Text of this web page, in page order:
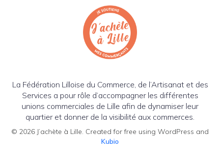
La Fédération Lilloise du Commerce, de l’Artisanat et des
Services a pour rôle d’accompagner les différentes
unions commerciales de Lille afin de dynamiser leur
quartier et donner de la visibilité aux commerces.
© 2026 J’achète à Lille. Created for free using WordPress and
Kubio